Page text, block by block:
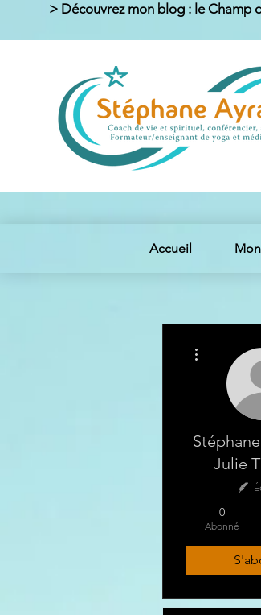
> Découvrez mon blog : le Champ
Accueil
Julie
0
Abonné